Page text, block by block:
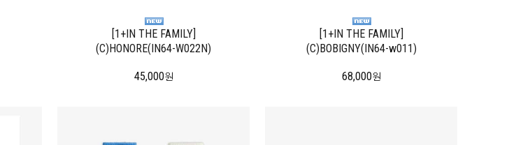
[1+IN THE FAMILY]
(C)HONORE(IN64-W022N)
45,000원
[1+IN THE FAMILY]
(C)BOBIGNY(IN64-w011)
68,000원